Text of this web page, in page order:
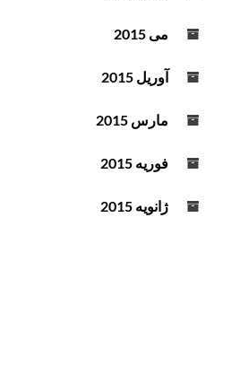
می 2015
آوریل 2015
مارس 2015
فوریه 2015
ژانویه 2015